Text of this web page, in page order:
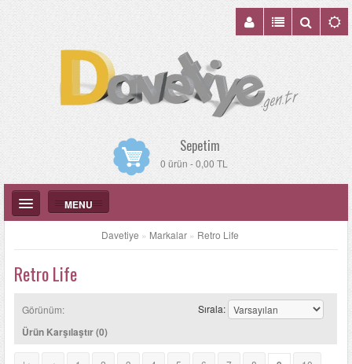
Sepetim
0 ürün - 0,00 TL
MENU
KATALOGLAR
Davetiye » Markalar » Retro Life
Retro Life
Görünüm: Sırala:
Ürün Karşılaştır (0)